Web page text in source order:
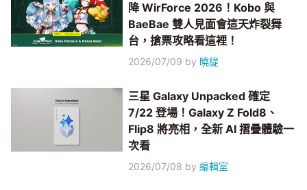
降 WirForce 2026！Kobo 與
BaeBae 雙人見面會這天炸裂舞
台，搶票攻略看這裡！
2026/07/09 by 曉緹
三星 Galaxy Unpacked 確定
7/22 登場！Galaxy Z Fold8、
Flip8 將亮相，全新 AI 摺疊體驗一
次看
2026/07/08 by編輯室